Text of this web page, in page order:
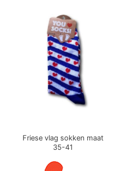
Friese vlag sokken maat
35-41